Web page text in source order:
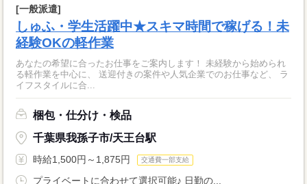
[一般派遣]
しゅふ・学生活躍中★スキマ時間で稼げる！未
経験OKの軽作業
あなたの希望に合ったお仕事をご案内します！ 未経験から始められ
る軽作業を中心に、 送迎付きの案件や人気企業でのお仕事など、 ラ
イフスタイルに合...
梱包・仕分け・検品
千葉県我孫子市/天王台駅
時給1,500円～1,875円 交通費一部支給
プライベートに合わせて選択可能♪ 日勤の...